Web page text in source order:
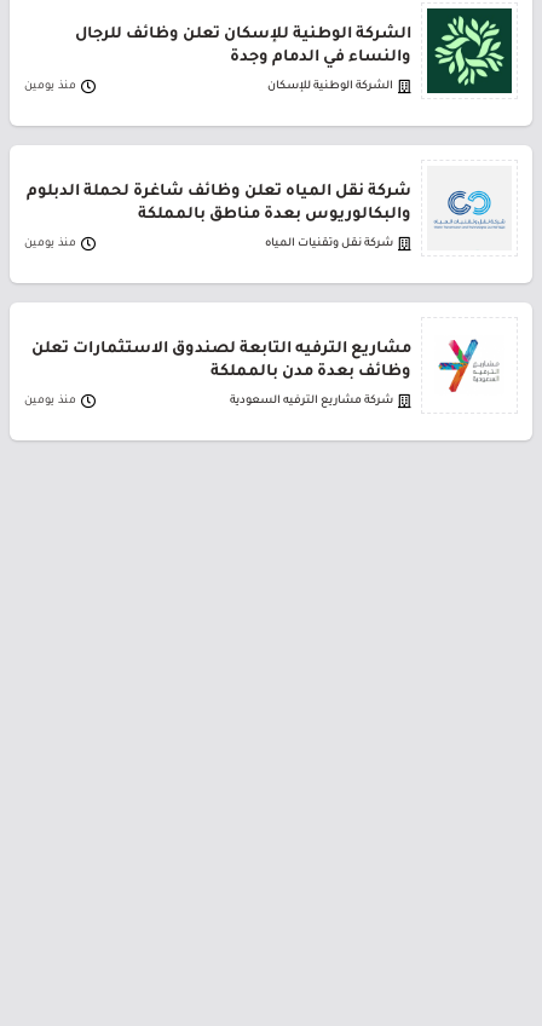
الشركة الوطنية للإسكان تعلن وظائف للرجال
والنساء في الدمام وجدة
الشركة الوطنية للإسكان منذ يومين
شركة نقل المياه تعلن وظائف شاغرة لحملة الدبلوم
والبكالوريوس بعدة مناطق بالمملكة
شركة نقل وتقنيات المياه منذ يومين
مشاريع الترفيه التابعة لصندوق الاستثمارات تعلن
وظائف بعدة مدن بالمملكة
شركة مشاريع الترفيه السعودية منذ يومين